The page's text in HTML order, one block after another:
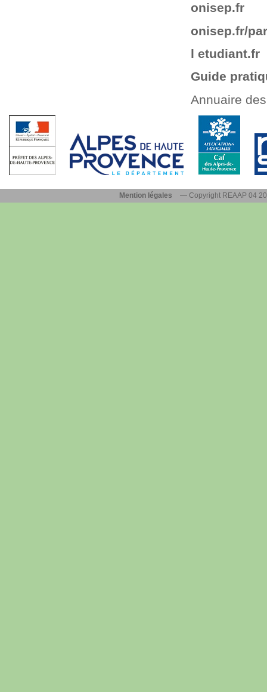
onisep.fr
onisep.fr/
l etudiant.fr
Guide
Annuaire
Mention légales — Copyright REAAP 04